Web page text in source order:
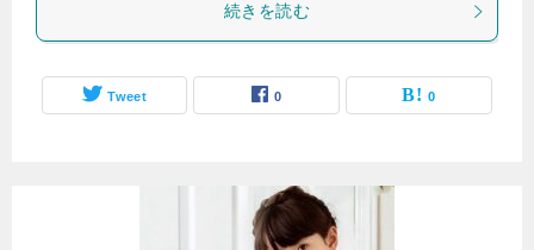
続きを読む
Tweet 0 0